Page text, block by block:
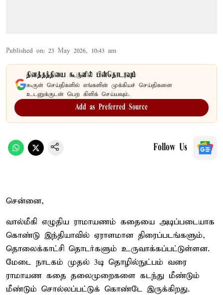
Published on: 23 May 2026, 10:43 am
தினத்தந்தியை கூகுளில் பின்தொடரவும்
கூகுள் செய்திகளில் எங்களின் முக்கியச் செய்திகளை
உடனுக்குடன் பெற கிளிக் செய்யவும்.
Add as Preferred Source
Follow Us
சென்னை,
வால்மீகி எழுதிய ராமாயணம் கதையை அடிப்படையாக
கொண்டு இந்தியாவில் ஏராளமான திரைப்படங்களும்,
தொலைக்காட்சி தொடர்களும் உருவாக்கப்பட்டுள்ளன.
மேடை நாடகம் முதல் 3டி தொழில்நுட்பம் வரை
ராமாயண கதை தலைமுறைகளை கடந்து மீண்டும்
மீண்டும் சொல்லப்பட்டுக் கொண்டே இருக்கிறது.